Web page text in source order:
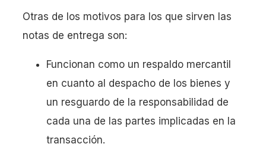
Otras de los motivos para los que sirven las
notas de entrega son:
Funcionan como un respaldo mercantil
en cuanto al despacho de los bienes y
un resguardo de la responsabilidad de
cada una de las partes implicadas en la
transacción.